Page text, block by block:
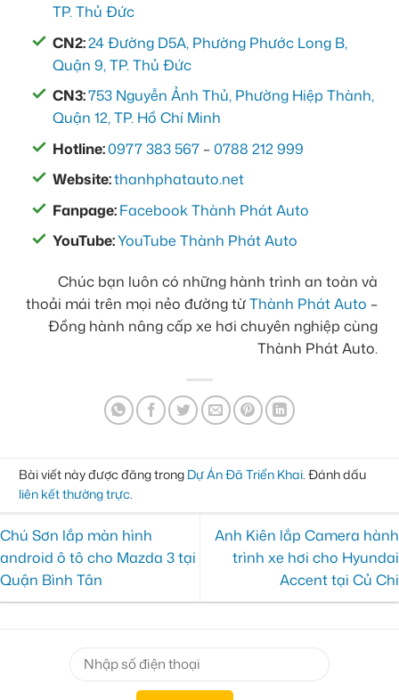
TP. Thủ Đức
CN2:24 Đường D5A, Phường Phước Long B,
Quận 9, TP. Thủ Đức
CN3:753 Nguyễn Ảnh Thủ, Phường Hiệp Thành,
Quận 12, TP. Hồ Chí Minh
Hotline:0977 383 567 –0788 212 999
Website:thanhphatauto.net
Fanpage:Facebook Thành Phát Auto
YouTube:YouTube Thành Phát Auto
Chúc bạn luôn có những hành trình an toàn và
thoải mái trên mọi nẻo đường từThành Phát Auto –
Đồng hành nâng cấp xe hơi chuyên nghiệp cùng
Thành Phát Auto.
Bài viết này được đăng trong Dự Án Đã Triển Khai. Đánh dấu
liên kết thường trực.
Chú Sơn lắp màn hình
android ô tô cho Mazda 3 tại
Quận Bình Tân
Anh Kiên lắp Camera hành
trình xe hơi cho Hyundai
Accent tại Củ Chi